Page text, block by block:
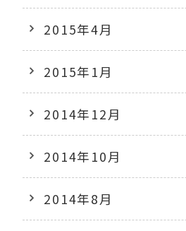
2015年4月
2015年1月
2014年12月
2014年10月
2014年8月